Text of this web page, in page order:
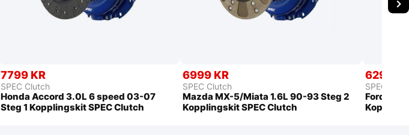
7799 KR
SPEC Clutch
Honda Accord 3.0L 6 speed 03-07
Steg 1 Kopplingskit SPEC Clutch
6999 KR
SPEC Clutch
Mazda MX-5/Miata 1.6L 90-93 Steg 2
Kopplingskit SPEC Clutch
6299
SPEC
Ford